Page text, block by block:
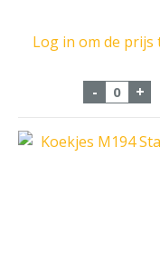
Log in om de prijs
- +